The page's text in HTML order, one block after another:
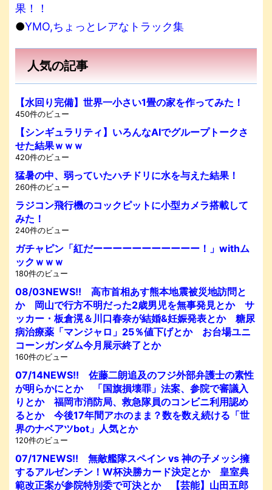
果！！
●YMO,ちょっとレアなトラック集
人気の記事
【水回り完備】世界一小さい1畳の家を作ってみた！
450件のビュー
【シンギュラリティ】いろんなAIでグループトークさ
せた結果ｗｗｗ
420件のビュー
猛暑の中、弱っていたハチドリに水を与えた結果！
260件のビュー
ラジコン飛行機のコックピットに小型カメラ搭載して
みた！
240件のビュー
ガチャピン「紅だーーーーーーーーーーー！」withム
ックｗｗｗ
180件のビュー
08/03NEWS!! 高市首相あす熊本地震被災地訪問と
か 岡山で行方不明だった2歳男児を無事発見とか サ
ッカー・板倉滉＆川口春奈が結婚&妊娠発表とか 糖尿
病治療薬「マンジャロ」25％値下げとか お台場ユニ
コーンガンダム今月展示終了とか
160件のビュー
07/14NEWS!! 佐藤二朗追及のフジ外部弁護士の素性
が明らかにとか 「国旗損壊罪」法案、参院で審議入
りとか 福岡市消防局、救急隊員のコンビニ利用認め
るとか 今後17年間アホのまま？数を数え続ける「世
界のナベアツbot」人気とか
120件のビュー
07/17NEWS!! 無敵艦隊スペイン vs 神の子メッシ擁
するアルゼンチン！W杯決勝カード決定とか 皇室典
範改正案が参院特別委で可決とか 【芸能】山田五郎